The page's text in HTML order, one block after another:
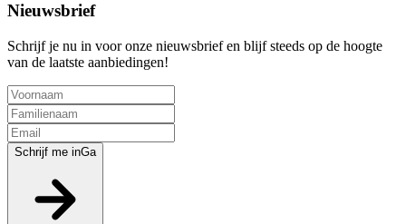
Nieuwsbrief
Schrijf je nu in voor onze nieuwsbrief en blijf steeds op de hoogte
van de laatste aanbiedingen!
Schrijf me inGa